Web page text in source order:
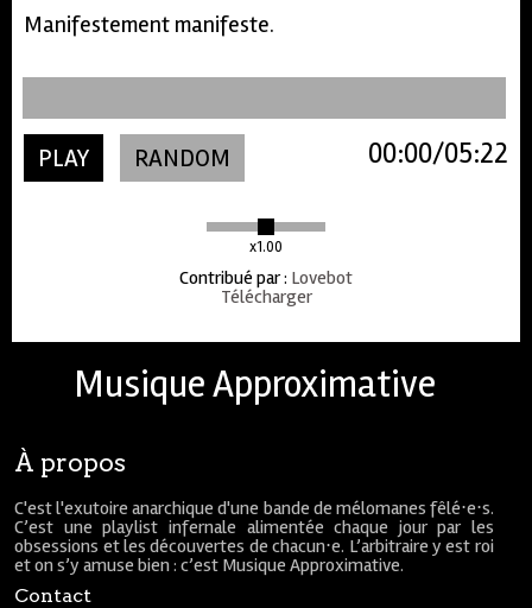
Manifestement manifeste.
PLAY RANDOM
x1.00
05:22
00:00
Contribué par: Lovebot
Télécharger
Musique Approximative
À propos
C'est l'exutoire anarchique d'une bande de mélomanes fêlé⋅e⋅s.
C’est une playlist infernale alimentée chaque jour par les
obsessions et les découvertes de chacun⋅e. L’arbitraire y est roi
et on s’y amuse bien : c’est Musique Approximative.
Contact